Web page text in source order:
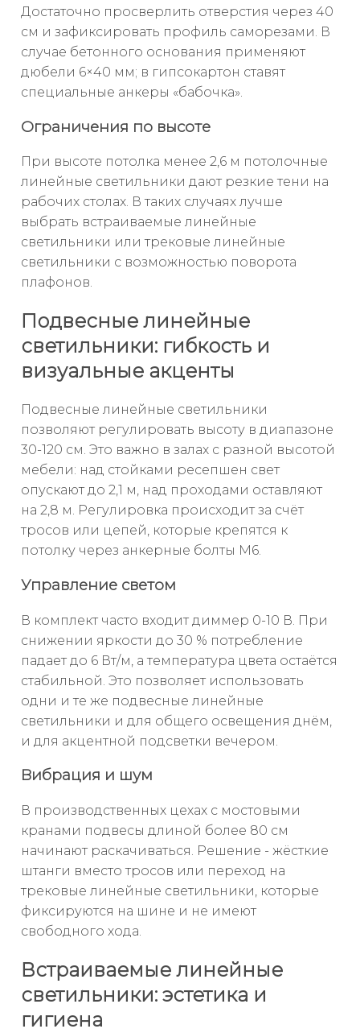
Достаточно просверлить отверстия через 40
см и зафиксировать профиль саморезами. В
случае бетонного основания применяют
дюбели 6×40 мм; в гипсокартон ставят
специальные анкеры «бабочка».
Ограничения по высоте
При высоте потолка менее 2,6 м потолочные
линейные светильники дают резкие тени на
рабочих столах. В таких случаях лучше
выбрать встраиваемые линейные
светильники или трековые линейные
светильники с возможностью поворота
плафонов.
Подвесные линейные
светильники: гибкость и
визуальные акценты
Подвесные линейные светильники
позволяют регулировать высоту в диапазоне
30-120 см. Это важно в залах с разной высотой
мебели: над стойками ресепшен свет
опускают до 2,1 м, над проходами оставляют
на 2,8 м. Регулировка происходит за счёт
тросов или цепей, которые крепятся к
потолку через анкерные болты М6.
Управление светом
В комплект часто входит диммер 0-10 В. При
снижении яркости до 30 % потребление
падает до 6 Вт/м, а температура цвета остаётся
стабильной. Это позволяет использовать
одни и те же подвесные линейные
светильники и для общего освещения днём,
и для акцентной подсветки вечером.
Вибрация и шум
В производственных цехах с мостовыми
кранами подвесы длиной более 80 см
начинают раскачиваться. Решение - жёсткие
штанги вместо тросов или переход на
трековые линейные светильники, которые
фиксируются на шине и не имеют
свободного хода.
Встраиваемые линейные
светильники: эстетика и
гигиена